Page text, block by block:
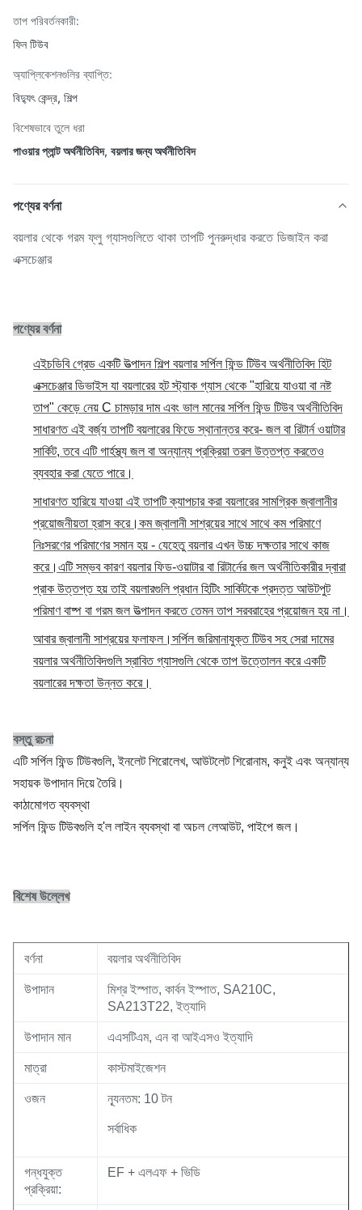
তাপ পরিবর্তনকারী:
ফিন টিউব
অ্যাপ্লিকেশনগুলির ব্যাপ্তি:
বিদ্যুৎ কেন্দ্র, শিল্প
বিশেষভাবে তুলে ধরা
পাওয়ার প্লান্ট অর্থনীতিবিদ, বয়লার জন্য অর্থনীতিবিদ
পণ্যের বর্ণনা
বয়লার থেকে গরম ফ্লু গ্যাসগুলিতে থাকা তাপটি পুনরুদ্ধার করতে ডিজাইন করা
এক্সচেঞ্জার
পণ্যের বর্ণনা
এইচডিবি গ্রেড একটি উত্পাদন শিল্প বয়লার সর্পিল ফিন্ড টিউব অর্থনীতিবিদ হিট
এক্সচেঞ্জার ডিভাইস যা বয়লারের হট স্ট্যাক গ্যাস থেকে "হারিয়ে যাওয়া বা নষ্ট
তাপ" কেড়ে নেয় C চামড়ার দাম এবং ভাল মানের সর্পিল ফিন্ড টিউব অর্থনীতিবিদ
সাধারণত এই বর্জ্য তাপটি বয়লারের ফিডে স্থানান্তর করে- জল বা রিটার্ন ওয়াটার
সার্কিট, তবে এটি গার্হস্থ্য জল বা অন্যান্য প্রক্রিয়া তরল উত্তপ্ত করতেও
ব্যবহার করা যেতে পারে।
সাধারণত হারিয়ে যাওয়া এই তাপটি ক্যাপচার করা বয়লারের সামগ্রিক জ্বালানীর
প্রয়োজনীয়তা হ্রাস করে।কম জ্বালানী সাশ্রয়ের সাথে সাথে কম পরিমাণে
নিঃসরণের পরিমাণের সমান হয় - যেহেতু বয়লার এখন উচ্চ দক্ষতার সাথে কাজ
করে।এটি সম্ভব কারণ বয়লার ফিড-ওয়াটার বা রিটার্নের জল অর্থনীতিকারীর দ্বারা
প্রাক উত্তপ্ত হয় তাই বয়লারগুলি প্রধান হিটিং সার্কিটকে প্রদত্ত আউটপুট
পরিমাণ বাষ্প বা গরম জল উত্পাদন করতে তেমন তাপ সরবরাহের প্রয়োজন হয় না।
আবার জ্বালানী সাশ্রয়ের ফলাফল।সর্পিল জরিমানাযুক্ত টিউব সহ সেরা দামের
বয়লার অর্থনীতিবিদগুলি স্রাবিত গ্যাসগুলি থেকে তাপ উত্তোলন করে একটি
বয়লারের দক্ষতা উন্নত করে।
বস্তু রচনা
এটি সর্পিল ফিন্ড টিউবগুলি, ইনলেট শিরোলেখ, আউটলেট শিরোনাম, কনুই এবং অন্যান্য
সহায়ক উপাদান দিয়ে তৈরি।
কাঠামোগত ব্যবস্থা
সর্পিল ফিন্ড টিউবগুলি হ'ল লাইন ব্যবস্থা বা অচল লেআউট, পাইপে জল।
বিশেষ উল্লেখ
বর্ণনা বয়লার অর্থনীতিবিদ
উপাদান
মিশ্র ইস্পাত, কার্বন ইস্পাত, SA210C,
SA213T22, ইত্যাদি
উপাদান মান এএসটিএম, এন বা আইএসও ইত্যাদি
মাত্রা কাস্টমাইজেশন
ওজন ন্যূনতম: 10 টন
সর্বাধিক
গন্ধযুক্ত
প্রক্রিয়া:
EF + এলএফ + ভিডি